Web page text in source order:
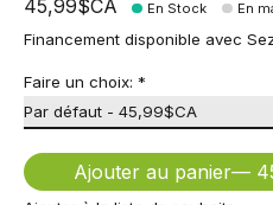
45,99$CA En Stock En
Financement disponible avec
Faire un choix: *
Ajouter au panier —